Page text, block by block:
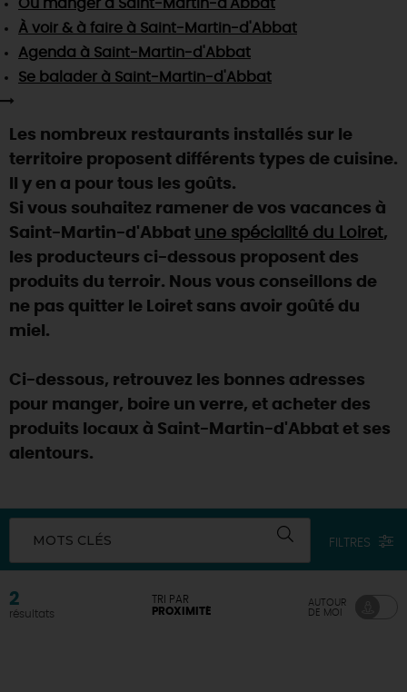
TOUTES LES ACTIVITÉS
Visitesgourmandesetcréatives
Vins etvignobles
Chic,une aire de pique-nique
Par ici lesguinguettes
La Route desMétiers d'Art
TOUT L'ART DE VIVRE
Des vacances auprès des animaux 🐎
(re)Découvrir les coulisses de la Faïencerie de
Gien !
Une saison de festivals 🎉
Rendez-vous de la nature en 2026
Programme des animations "Loiret au fil de l'eau"
Où sortir ?
AUJOURD'HUI
CE WEEK-END
CETTE SEMAINE
SE REPÉRER,SE DÉPLACER
INFOS &SERVICES
Où manger à Saint-Martin-d'Abbat
À voir & à faire à Saint-Martin-d'Abbat
Agenda à Saint-Martin-d'Abbat
Se balader à Saint-Martin-d'Abbat
Les nombreux restaurants installés sur le
territoire proposent différents types de cuisine.
Il y en a pour tous les goûts.
Si vous souhaitez ramener de vos vacances à
Saint-Martin-d'Abbat une spécialité du Loiret,
les producteurs ci-dessous proposent des
produits du terroir. Nous vous conseillons de
ne pas quitter le Loiret sans avoir goûté du
miel.
Ci-dessous, retrouvez les bonnes adresses
pour manger, boire un verre, et acheter des
produits locaux à Saint-Martin-d'Abbat et ses
alentours.
MOTS CLÉS FILTRES
2
résultats
TRI PAR
PROXIMITÉ
AUTOUR
DE MOI